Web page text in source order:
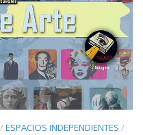
/ESPACIOS INDEPENDIENTES /